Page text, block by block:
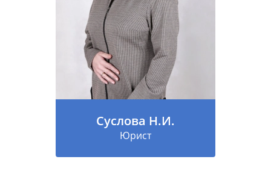
Суслова Н.И.
Юрист